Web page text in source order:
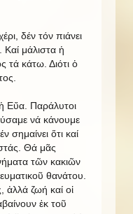
δέν τόν πιάνει
μάλιστα ἡ
τά κάτω. Διότι ὁ
Εὔα. Παράλυτοι
νά κάνουμε
σημαίνει ὅτι καί
Θά μᾶς
τῶν κακιῶν
θανάτου.
ἀλλά ζωή καί οἱ
ἐκ τοῦ